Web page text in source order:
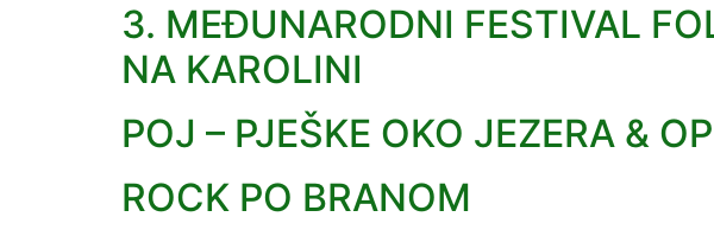
3. MEĐUNARODNI FESTIVAL
NA KAROLINI
POJ – PJEŠKE OKO JEZERA &
ROCK PO BRANOM